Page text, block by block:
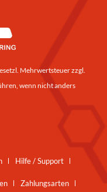
Mehrwertsteuer zzgl.
wenn nicht anders
Hilfe / Support
Zahlungsarten